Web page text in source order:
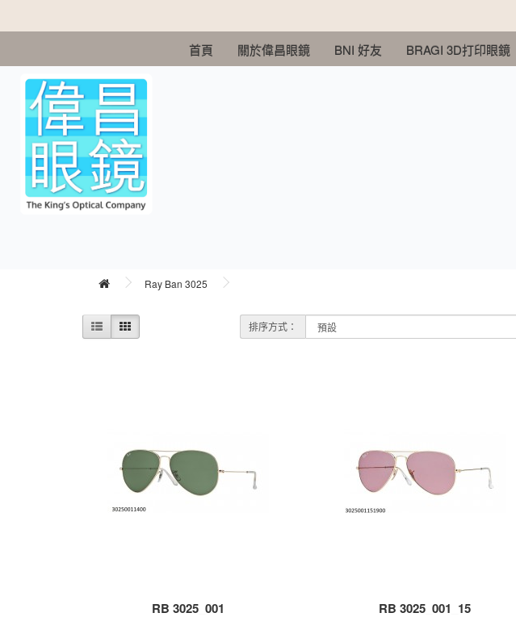
首頁 關於偉昌眼鏡 BNI 好友 BRAGI 3D打印眼鏡
Ray Ban 3025
排序方式：
RB 3025_001 RB 3025_001_15